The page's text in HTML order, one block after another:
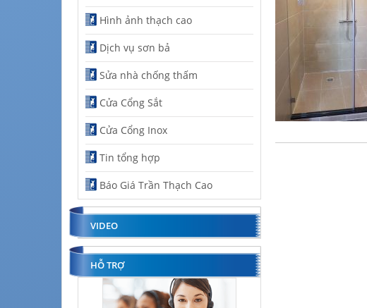
Hình ảnh thạch cao
Dịch vụ sơn bả
Sửa nhà chống thấm
Cửa Cổng Sắt
Cửa Cổng Inox
Tin tổng hợp
Báo Giá Trần Thạch Cao
VIDEO
HỖ TRỢ